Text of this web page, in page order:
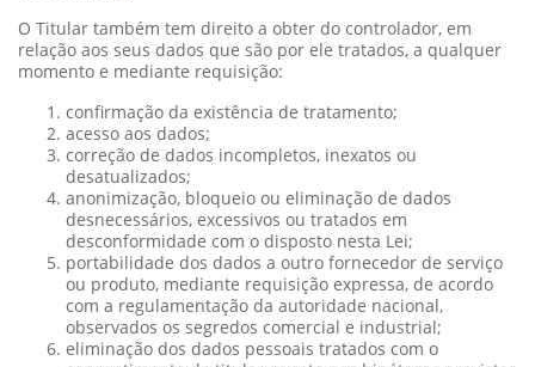
O Titular também tem direito a obter do controlador, em
relação aos seus dados que são por ele tratados, a qualquer
momento e mediante requisição:
confirmação da existência de tratamento;
acesso aos dados;
correção de dados incompletos, inexatos ou
desatualizados;
anonimização, bloqueio ou eliminação de dados
desnecessários, excessivos ou tratados em
desconformidade com o disposto nesta Lei;
portabilidade dos dados a outro fornecedor de serviço
ou produto, mediante requisição expressa, de acordo
com a regulamentação da autoridade nacional,
observados os segredos comercial e industrial;
eliminação dos dados pessoais tratados com o